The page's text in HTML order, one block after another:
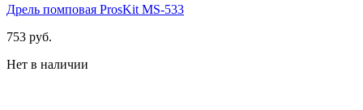
Дрель помповая ProsKit MS-533
753 руб.
Нет в наличии